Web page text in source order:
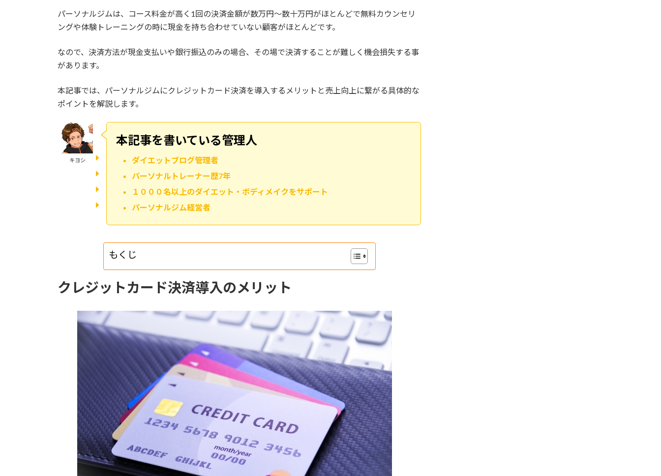
パーソナルジムは、コース料金が高く1回の決済金額が数万円〜数十万円がほとんどで無料カウンセリ
ングや体験トレーニングの時に現金を持ち合わせていない顧客がほとんどです。
なので、決済方法が現金支払いや銀行振込のみの場合、その場で決済することが難しく機会損失する事
があります。
本記事では、パーソナルジムにクレジットカード決済を導入するメリットと売上向上に繋がる具体的な
ポイントを解説します。
キヨシ
本記事を書いている管理人
ダイエットブログ管理者
パーソナルトレーナー歴7年
１０００名以上のダイエット・ボディメイクをサポート
パーソナルジム経営者
もくじ
クレジットカード決済導入のメリット